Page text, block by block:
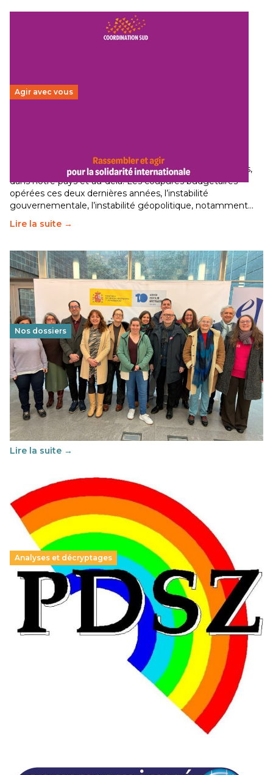
Agir avec vous
Le secteur humanitaire connaît des difficultés profondes,
dans notre pays et au-delà. Les coupures budgétaires
opérées ces deux dernières années, l’instabilité
gouvernementale, l’instabilité géopolitique, notamment…
Lire la suite →
Nos dossiers
Éducation au vivre-ensemble : un échange croisé
franco-espagnol pour changer d’approche
29 juin 2026-National
Cette année, l'UNSA Éducation a mené un projet Erasmus
soutenu par l'union Européenne et centré sur l'éducation
au vivre-ensemble : quelles différences entre la France…
Lire la suite →
Analyses et décryptages
Hongrie : du changement pour les politiques
éducatives, aussi !
25 juin 2026
En Hongrie, le conservateur Peter Magyar et son parti
Tisza "Respect et liberté" ont remporté une large victoire,
contre le premier ministre sortant, Viktor Orban,…